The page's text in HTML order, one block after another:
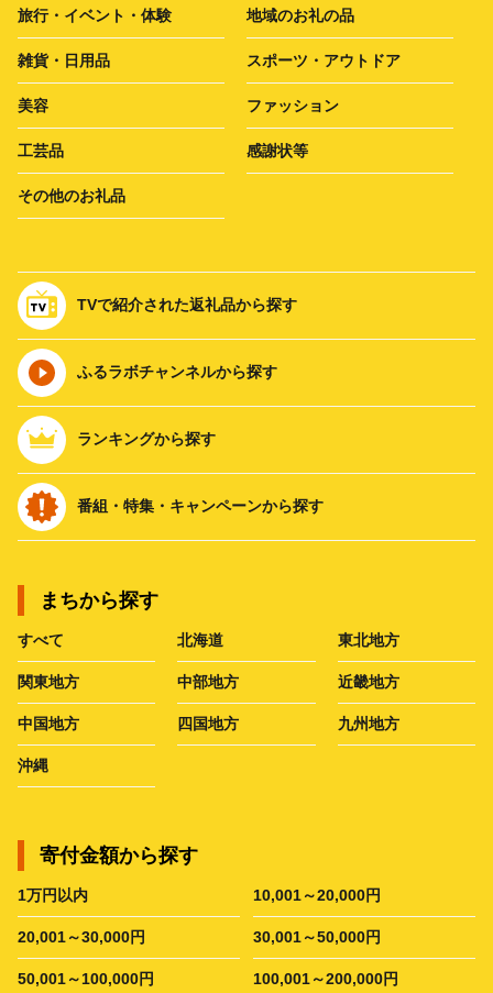
旅行・イベント・体験 地域のお礼の品
雑貨・日用品 スポーツ・アウトドア
美容 ファッション
工芸品 感謝状等
その他のお礼品
TVで紹介された返礼品から探す
ふるラボチャンネルから探す
ランキングから探す
番組・特集・キャンペーンから探す
まちから探す
すべて 北海道 東北地方
関東地方 中部地方 近畿地方
中国地方 四国地方 九州地方
沖縄
寄付金額から探す
1万円以内 10,001～20,000円
20,001～30,000円 30,001～50,000円
50,001～100,000円 100,001～200,000円